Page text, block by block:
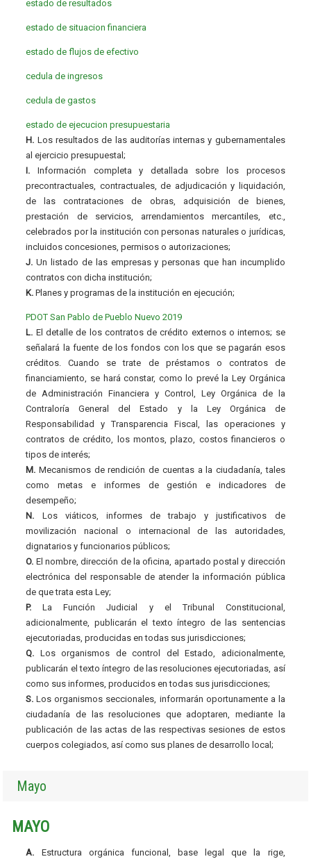
estado de resultados
estado de situacion financiera
estado de flujos de efectivo
cedula de ingresos
cedula de gastos
estado de ejecucion presupuestaria
H. Los resultados de las auditorías internas y gubernamentales
al ejercicio presupuestal;
I. Información completa y detallada sobre los procesos
precontractuales, contractuales, de adjudicación y liquidación,
de las contrataciones de obras, adquisición de bienes,
prestación de servicios, arrendamientos mercantiles, etc.,
celebrados por la institución con personas naturales o jurídicas,
incluidos concesiones, permisos o autorizaciones;
J. Un listado de las empresas y personas que han incumplido
contratos con dicha institución;
K. Planes y programas de la institución en ejecución;
PDOT San Pablo de Pueblo Nuevo 2019
L. El detalle de los contratos de crédito externos o internos; se
señalará la fuente de los fondos con los que se pagarán esos
créditos. Cuando se trate de préstamos o contratos de
financiamiento, se hará constar, como lo prevé la Ley Orgánica
de Administración Financiera y Control, Ley Orgánica de la
Contraloría General del Estado y la Ley Orgánica de
Responsabilidad y Transparencia Fiscal, las operaciones y
contratos de crédito, los montos, plazo, costos financieros o
tipos de interés;
M. Mecanismos de rendición de cuentas a la ciudadanía, tales
como metas e informes de gestión e indicadores de
desempeño;
N. Los viáticos, informes de trabajo y justificativos de
movilización nacional o internacional de las autoridades,
dignatarios y funcionarios públicos;
O. El nombre, dirección de la oficina, apartado postal y dirección
electrónica del responsable de atender la información pública
de que trata esta Ley;
P. La Función Judicial y el Tribunal Constitucional,
adicionalmente, publicarán el texto íntegro de las sentencias
ejecutoriadas, producidas en todas sus jurisdicciones;
Q. Los organismos de control del Estado, adicionalmente,
publicarán el texto íntegro de las resoluciones ejecutoriadas, así
como sus informes, producidos en todas sus jurisdicciones;
S. Los organismos seccionales, informarán oportunamente a la
ciudadanía de las resoluciones que adoptaren, mediante la
publicación de las actas de las respectivas sesiones de estos
cuerpos colegiados, así como sus planes de desarrollo local;
Mayo
MAYO
A. Estructura orgánica funcional, base legal que la rige,